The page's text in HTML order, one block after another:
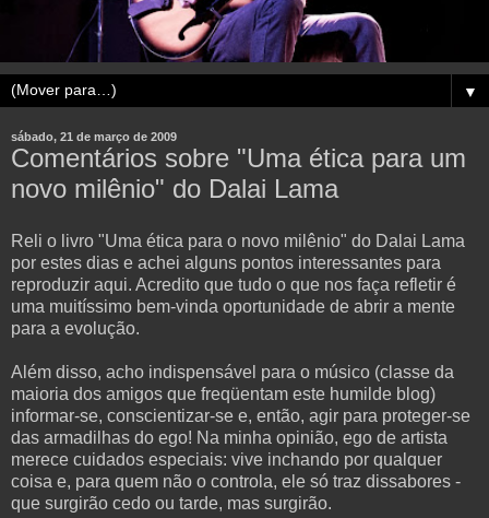
▼
sábado, 21 de março de 2009
Comentários sobre "Uma ética para um
novo milênio" do Dalai Lama
Reli o livro "Uma ética para o novo milênio" do Dalai Lama
por estes dias e achei alguns pontos interessantes para
reproduzir aqui. Acredito que tudo o que nos faça refletir é
uma muitíssimo bem-vinda oportunidade de abrir a mente
para a evolução.
Além disso, acho indispensável para o músico (classe da
maioria dos amigos que freqüentam este humilde blog)
informar-se, conscientizar-se e, então, agir para proteger-se
das armadilhas do ego! Na minha opinião, ego de artista
merece cuidados especiais: vive inchando por qualquer
coisa e, para quem não o controla, ele só traz dissabores -
que surgirão cedo ou tarde, mas surgirão.